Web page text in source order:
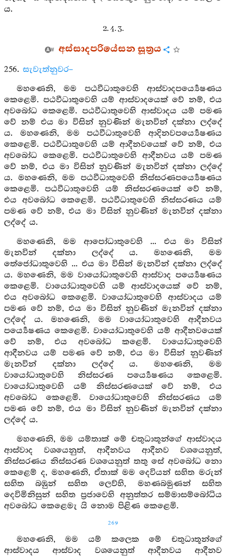
ය.
2. 4. 3.
අස්සාදපරියේසන සූත්‍රය
256. සැවැත්නුවර–
මහණෙනි, මම පඨවීධාතුවෙහි ආස්වාදපර්‍ය්‍යෙෂණය
කෙළෙමි. පඨවීධාතුවෙහි යම් ආස්වාදයෙක් වේ නම්, එය
අවබෝධ කෙළෙමි. පඨවීධාතුවෙහි ආස්වාදය යම් පමණ
වේ නම් එය මා විසින් නුවණින් මැනවින් දක්නා ලද්දේ
ය. මහණෙනි, මම පඨවීධාතුවෙහි ආදිනවපර්‍ය්‍යෙෂණය
කෙළෙමි. පඨවීධාතුවෙහි යම් ආදීනවයෙක් වේ නම්, එය
අවබෝධ කෙළෙමි. පඨවීධාතුවෙහි ආදීනවය යම් පමණ
වේ නම්, එය මා විසින් නුවණින් මැනවින් දක්නා ලද්දේ
ය. මහණෙනි, මම පඨවීධාතුවෙහි නිස්සරණපර්‍ය්‍යෙෂණය
කෙළෙමි. පඨවීධාතුවෙහි යම් නිස්සරණයෙක් වේ නම්,
එය අවබෝධ කෙළෙමි. පඨවීධාතුවෙහි නිස්සරණය යම්
පමණ වේ නම්, එය මා විසින් නුවණින් මැනවින් දක්නා
ලද්දේ ය.
මහණෙනි, මම ආපෝධාතුවෙහි ... එය මා විසින්
මැනවින් දක්නා ලද්දේ ය. මහණෙනි, මම
තේජෝධාතුවෙහි ... එය මා විසින් මැනවින් දක්නා ලද්දේ
ය. මහණෙනි, මම වායෝධාතුවෙහි ආස්වාද පර්‍ය්‍යෙෂණය
කෙළෙමි. වායෝධාතුවෙහි යම් ආස්වාදයෙක් වේ නම්,
එය අවබෝධ කෙළෙමි. වායෝධාතුවෙහි ආස්වාදය යම්
පමණ වේ නම්, එය මා විසින් නුවණින් මැනවින් දක්නා
ලද්දේ ය. මහණෙනි, මම වායෝධාතුවෙහි ආදීනවය
පර්‍ය්‍යෙෂණය කෙළෙමි. වායෝධාතුවෙහි යම් ආදීනවයෙක්
වේ නම්, එය අවබෝධ කළෙමි. වායෝධාතුවෙහි
ආදීනවය යම් පමණ වේ නම්, එය මා විසින් නුවණින්
මැනවින් දක්නා ලද්දේ ය. මහණෙනි, මම
වායෝධාතුවෙහි නිස්සරණ පර්‍ය්‍යෙෂණය කෙළෙමි.
වායෝධාතුවෙහි යම් නිස්සරණයෙක් වේ නම්, එය
අවබෝධ කෙළෙමි. වායෝධාතුවෙහි නිස්සරණය යම්
පමණ වේ නම්, එය මා විසින් නුවණින් මැනවින් දක්නා
ලද්දේ ය.
මහණෙනි, මම යම්තාක් මේ චතුධාතූන්ගේ ආස්වාදය
ආස්වාද වශයෙනුත්, ආදීනවය ආදීනව වශයෙනුත්,
නිස්සරණය නිස්සරණ වශයෙනුත් තතු සේ අවබෝධ නො
කෙළෙම් ද, මහණෙනි, ඒතාක් මම දෙවියන් සහිත මරුන්
සහිත බඹුන් සහිත ලෙව්හි, මහණබමුණන් සහිත
දෙවිමිනිසුන් සහිත ප්‍රජාවෙහි අනුත්තර සම්මාසම්බෝධිය
අවබෝධ කෙළෙමැ යි නොම පිළිණ කෙළෙමි.
269
මහණෙනි, මම යම් කලෙක මේ චතුධාතූන්ගේ
ආස්වාදය ආස්වාද වශයෙනුත් ආදීනවය ආදීනව